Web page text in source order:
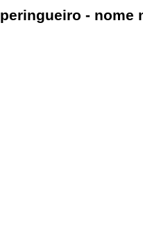
peringueiro - nome